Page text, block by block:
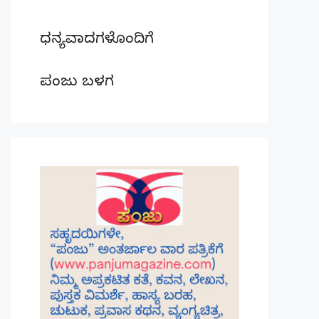
ಧನ್ಯವಾದಗಳೊಂದಿಗೆ
ಪಂಜು ಬಳಗ